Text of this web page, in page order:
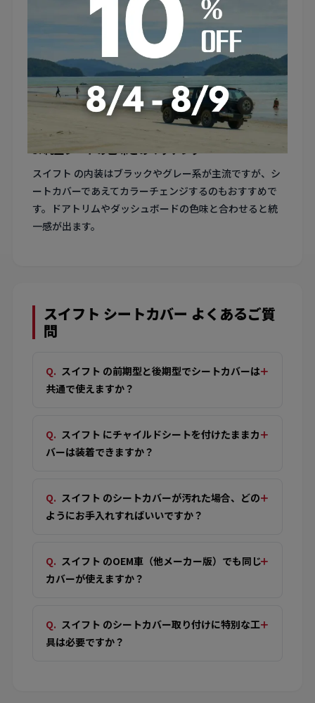
4. フロントシートのスライド量を活用した装着
スイフト はコンパクトカーのため室内作業スペースが限
られます。フロントシートを最前方にスライドさせてリ
ア側から作業すると、背面のカバー装着が格段にやりや
5. 純正シートの色味とのマッチング
スイフト の内装はブラックやグレー系が主流ですが、シ
ートカバーであえてカラーチェンジするのもおすすめで
す。ドアトリムやダッシュボードの色味と合わせると統
一感が出ます。
スイフト シートカバー よくあるご質
問
スイフト の前期型と後期型でシートカバーは
共通で使えますか？
スイフト にチャイルドシートを付けたままカ
バーは装着できますか？
スイフト のシートカバーが汚れた場合、どの
ようにお手入れすればいいですか？
スイフト のOEM車（他メーカー版）でも同じ
カバーが使えますか？
スイフト のシートカバー取り付けに特別な工
具は必要ですか？